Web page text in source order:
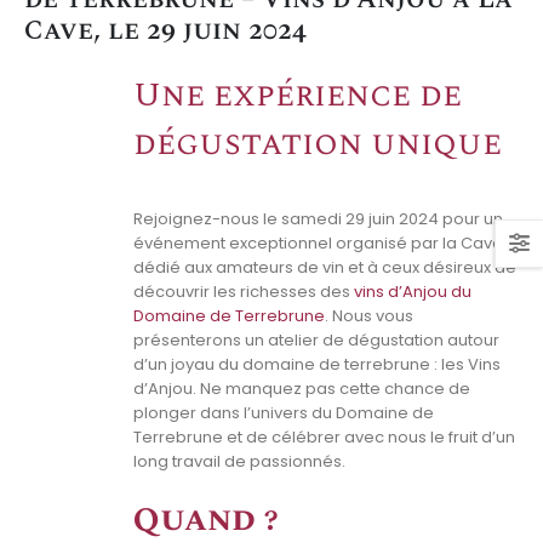
Cave, le 29 juin 2024
Une expérience de
dégustation unique
Rejoignez-nous le samedi 29 juin 2024 pour un
événement exceptionnel organisé par la Cave,
dédié aux amateurs de vin et à ceux désireux de
découvrir les richesses des vins d’Anjou du
Domaine de Terrebrune. Nous vous
présenterons un atelier de dégustation autour
d’un joyau du domaine de terrebrune : les Vins
d’Anjou. Ne manquez pas cette chance de
plonger dans l’univers du Domaine de
Terrebrune et de célébrer avec nous le fruit d’un
long travail de passionnés.
Quand ?